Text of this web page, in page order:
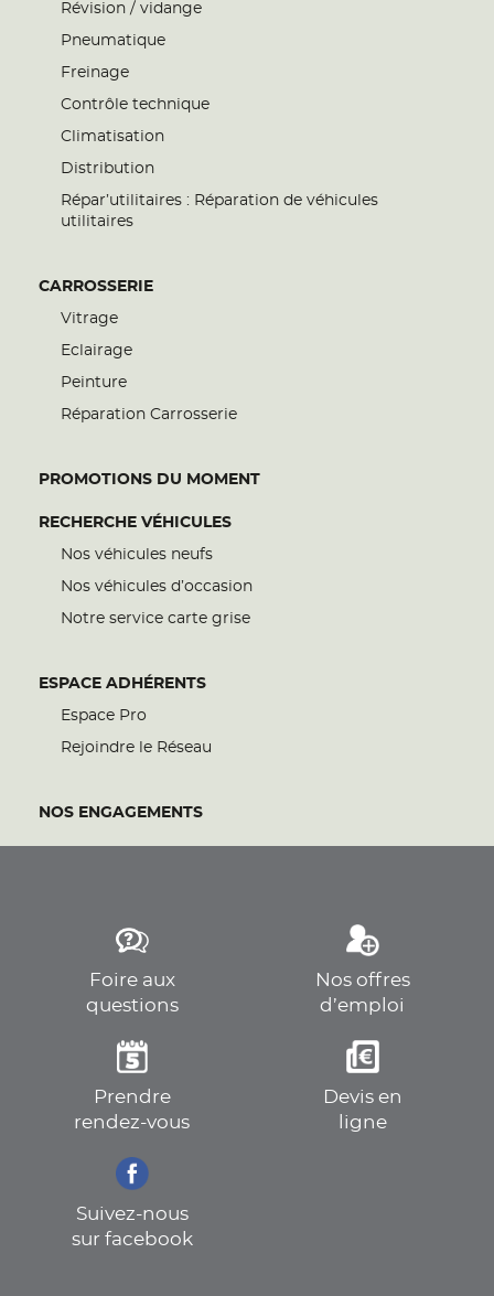
Révision / vidange
Pneumatique
Freinage
Contrôle technique
Climatisation
Distribution
Répar’utilitaires : Réparation de véhicules
utilitaires
CARROSSERIE
Vitrage
Eclairage
Peinture
Réparation Carrosserie
PROMOTIONS DU MOMENT
RECHERCHE VÉHICULES
Nos véhicules neufs
Nos véhicules d’occasion
Notre service carte grise
ESPACE ADHÉRENTS
Espace Pro
Rejoindre le Réseau
NOS ENGAGEMENTS
Foire aux
questions
Nos offres
d’emploi
Prendre
rendez-vous
Devis en
ligne
Suivez-nous
sur facebook